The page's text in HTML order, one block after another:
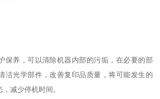
保养，可以清除机器内部的污垢，在必要的部
洁光学部件，改善复印品质量，将可能发生的
减少停机时间。